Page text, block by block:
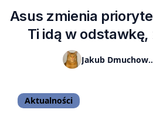
Asus zmienia
Ti idą w
produkcja
Jakub
Aktualności